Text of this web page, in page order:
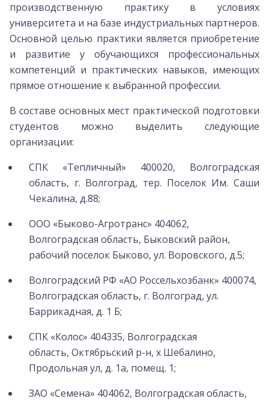
производственную практику в условиях
университета и на базе индустриальных партнеров.
Основной целью практики является приобретение
и развитие у обучающихся профессиональных
компетенций и практических навыков, имеющих
прямое отношение к выбранной профессии.
В составе основных мест практической подготовки
студентов можно выделить следующие
организации:
СПК «Тепличный» 400020, Волгоградская
область, г. Волгоград, тер. Поселок Им. Саши
Чекалина, д.88;
ООО «Быково-Агротранс» 404062,
Волгоградская область, Быковский район,
рабочий поселок Быково, ул. Воровского, д.5;
Волгоградский РФ «АО Россельхозбанк» 400074,
Волгоградская область, г. Волгоград, ул.
Баррикадная, д. 1 Б;
СПК «Колос» 404335, Волгоградская
область, Октябрьский р-н, х Шебалино,
Продольная ул, д. 1а, помещ. 1;
ЗАО «Семена» 404062, Волгоградская область,